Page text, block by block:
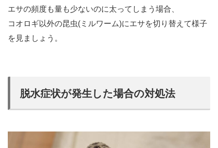
エサの頻度も量も少ないのに太ってしまう場合、
コオロギ以外の昆虫(ミルワーム)にエサを切り替えて様子
を見ましょう。
脱水症状が発生した場合の対処法